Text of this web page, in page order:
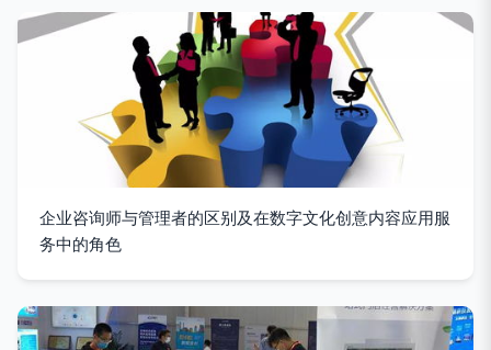
企业咨询师与管理者的区别及在数字文化创意内容应用服
务中的角色